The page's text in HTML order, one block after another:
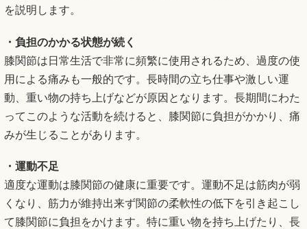
を説明します。
・負担のかかる状態が続く
膝関節は日常生活で非常に頻繁に使用されるため、過度の使
用による痛みも一般的です。長時間の立ち仕事や激しい運
動、重い物の持ち上げなどが原因となります。長期間にわた
ってこのような活動を続けると、膝関節に負担がかかり、痛
みが生じることがあります。
・運動不足
適度な運動は膝関節の健康に重要です。運動不足は筋肉が弱
くなり、筋力が維持出来ず関節の柔軟性の低下を引き起こし
て膝関節に負担をかけます。特に重い物を持ち上げたり、長